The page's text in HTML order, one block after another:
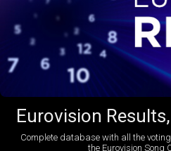
Eurovision
Complete database with all the
the Eurovision Song